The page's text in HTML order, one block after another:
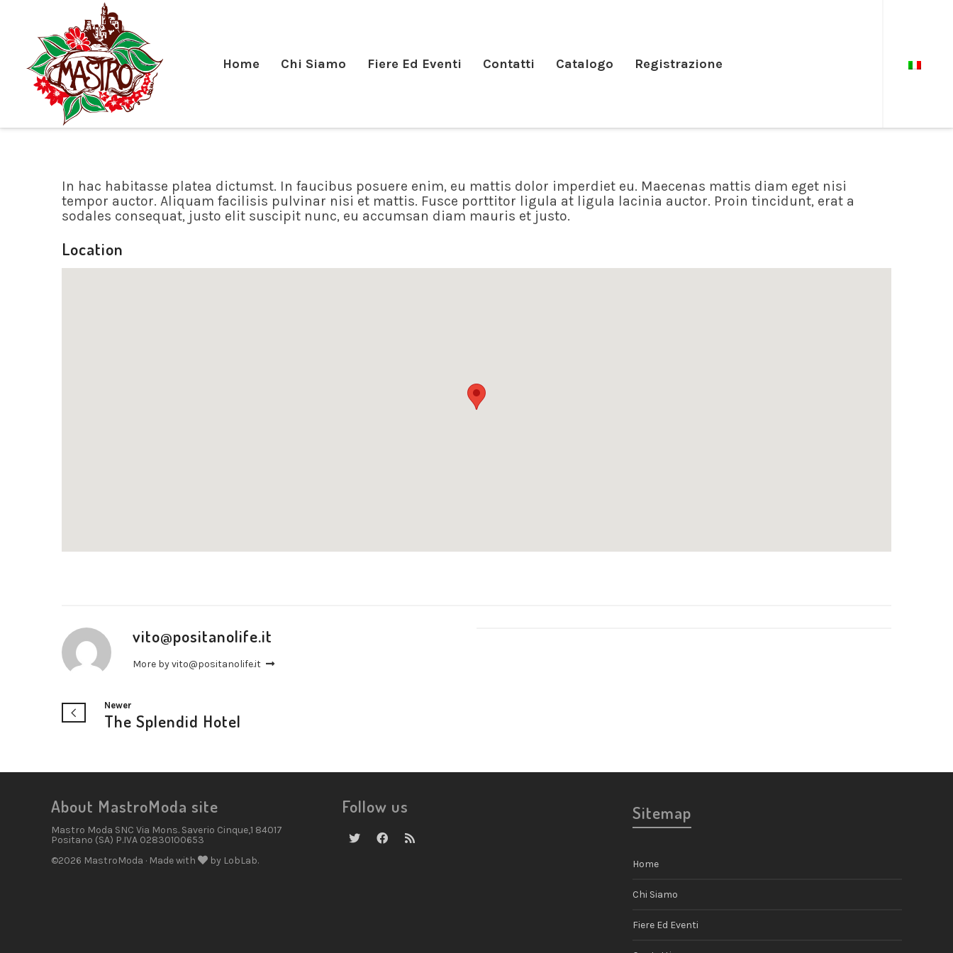
Home Chi Siamo Fiere Ed Eventi Contatti Catalogo Registrazione
In hac habitasse platea dictumst. In faucibus posuere enim, eu mattis dolor imperdiet eu. Maecenas mattis diam eget nisi
tempor auctor. Aliquam facilisis pulvinar nisi et mattis. Fusce porttitor ligula at ligula lacinia auctor. Proin tincidunt, erat a
sodales consequat, justo elit suscipit nunc, eu accumsan diam mauris et justo.
Location
vito@positanolife.it
More by vito@positanolife.it
Newer
The Splendid Hotel
About MastroModa site
Mastro Moda SNC Via Mons. Saverio Cinque,1 84017
Positano (SA) P.IVA 02830100653
©2026 MastroModa · Made with
by LobLab.
Follow us Sitemap
Home
Chi Siamo
Fiere Ed Eventi